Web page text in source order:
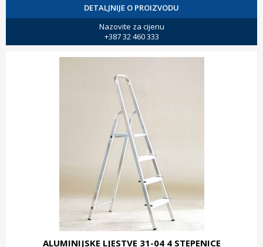
DETALJNIJE O PROIZVODU
Nazovite za cijenu
+387 32 460 333
ALUMINIJSKE LJESTVE 31-04 4 STEPENICE